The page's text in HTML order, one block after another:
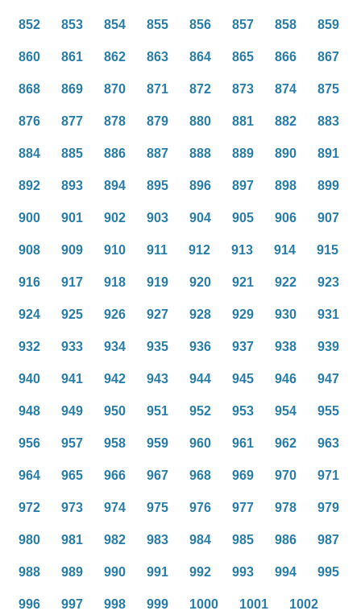
852 853 854 855 856 857 858 859
860 861 862 863 864 865 866 867
868 869 870 871 872 873 874 875
876 877 878 879 880 881 882 883
884 885 886 887 888 889 890 891
892 893 894 895 896 897 898 899
900 901 902 903 904 905 906 907
908 909 910 911 912 913 914 915
916 917 918 919 920 921 922 923
924 925 926 927 928 929 930 931
932 933 934 935 936 937 938 939
940 941 942 943 944 945 946 947
948 949 950 951 952 953 954 955
956 957 958 959 960 961 962 963
964 965 966 967 968 969 970 971
972 973 974 975 976 977 978 979
980 981 982 983 984 985 986 987
988 989 990 991 992 993 994 995
996 997 998 999 1000 1001 1002